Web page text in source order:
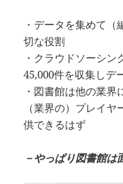
・データを集めて
切な役割
・クラウドソーシ
45,000件を収集しデ
・図書館は他の業
（業界の）プレイ
供できるはず
－やっぱり図書館は